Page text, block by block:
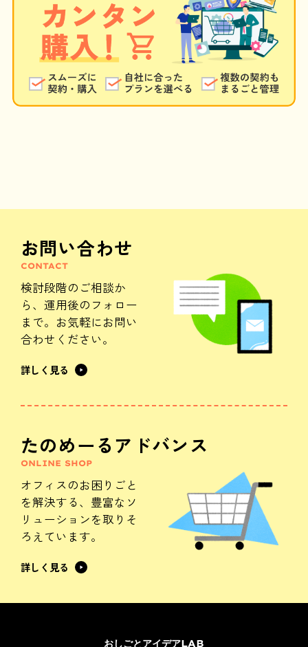
お問い合わせ
CONTACT
検討段階のご相談か
ら、 運用後のフォロー
まで。 お気軽にお問い
合わせください。
詳しく見る
たのめーるアドバンス
ONLINE SHOP
オフィスのお困りごと
を解決する、 豊富なソ
リューションを取りそ
ろえています。
詳しく見る
おしごとアイデアLAB